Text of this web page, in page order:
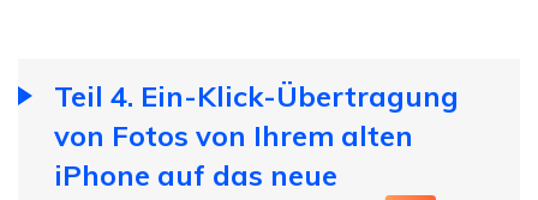
Teil 4. Ein-Klick-Übertragung
von Fotos von Ihrem alten
iPhone auf das neue